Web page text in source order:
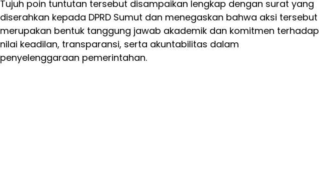
Tujuh poin tuntutan tersebut disampaikan lengkap dengan surat yang
diserahkan kepada DPRD Sumut dan menegaskan bahwa aksi tersebut
merupakan bentuk tanggung jawab akademik dan komitmen terhadap
nilai keadilan, transparansi, serta akuntabilitas dalam
penyelenggaraan pemerintahan.